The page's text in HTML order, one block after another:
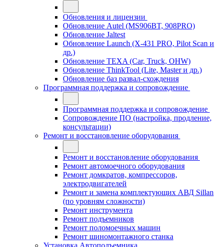
Обновления и лицензии
Обновление Autel (MS906BT, 908PRO)
Обновление Jaltest
Обновление Launch (X-431 PRO, Pilot Scan и
др.)
Обновление TEXA (Car, Truck, OHW)
Обновление ThinkTool (Lite, Master и др.)
Обновление баз развал-схождения
Программная поддержка и сопровождение
Программная поддержка и сопровождение
Сопровождение ПО (настройка, продление,
консультации)
Ремонт и восстановление оборудования
Ремонт и восстановление оборудования
Ремонт автомоечного оборудования
Ремонт домкратов, компрессоров,
электродвигателей
Ремонт и замена комплектующих АВД Sillan
(по уровням сложности)
Ремонт инструмента
Ремонт подъемников
Ремонт поломоечных машин
Ремонт шиномонтажного станка
Установка Автоподъемника